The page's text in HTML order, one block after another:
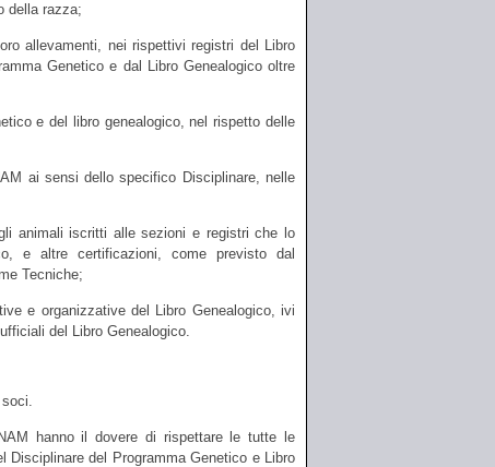
della razza;
nei rispettivi registri del Libro
Genetico e dal Libro Genealogico oltre
e del libro genealogico, nel rispetto delle
ai sensi dello specifico Disciplinare, nelle
iscritti alle sezioni e registri che lo
e altre certificazioni, come previsto dal
Tecniche;
e organizzative del Libro Genealogico, ivi
del Libro Genealogico.
hanno il dovere di rispettare le tutte le
del Programma Genetico e Libro